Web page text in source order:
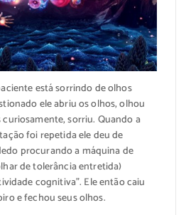
está sorrindo de olhos
ele abriu os olhos, olhou
sorriu. Quando a
foi repetida ele deu de
procurando a máquina de
de tolerância entretida)
cognitiva”. Ele então caiu
e fechou seus olhos.